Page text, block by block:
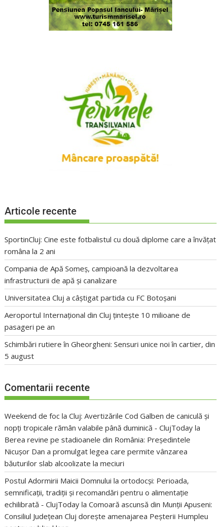
Articole recente
SportinCluj: Cine este fotbalistul cu două diplome care a învățat
româna la 2 ani
Compania de Apă Someș, campioană la dezvoltarea
infrastructurii de apă și canalizare
Universitatea Cluj a câștigat partida cu FC Botoșani
Aeroportul Internațional din Cluj țintește 10 milioane de
pasageri pe an
Schimbări rutiere în Gheorgheni: Sensuri unice noi în cartier, din
5 august
Comentarii recente
Weekend de foc la Cluj: Avertizările Cod Galben de caniculă și
nopți tropicale rămân valabile până duminică - ClujToday la
Berea revine pe stadioanele din România: Președintele
Nicușor Dan a promulgat legea care permite vânzarea
băuturilor slab alcoolizate la meciuri
Postul Adormirii Maicii Domnului la ortodocși: Perioada,
semnificații, tradiții și recomandări pentru o alimentație
echilibrată - ClujToday laComoară ascunsă din Munții Apuseni:
Consiliul Județean Cluj dorește amenajarea Peșterii Humpleu